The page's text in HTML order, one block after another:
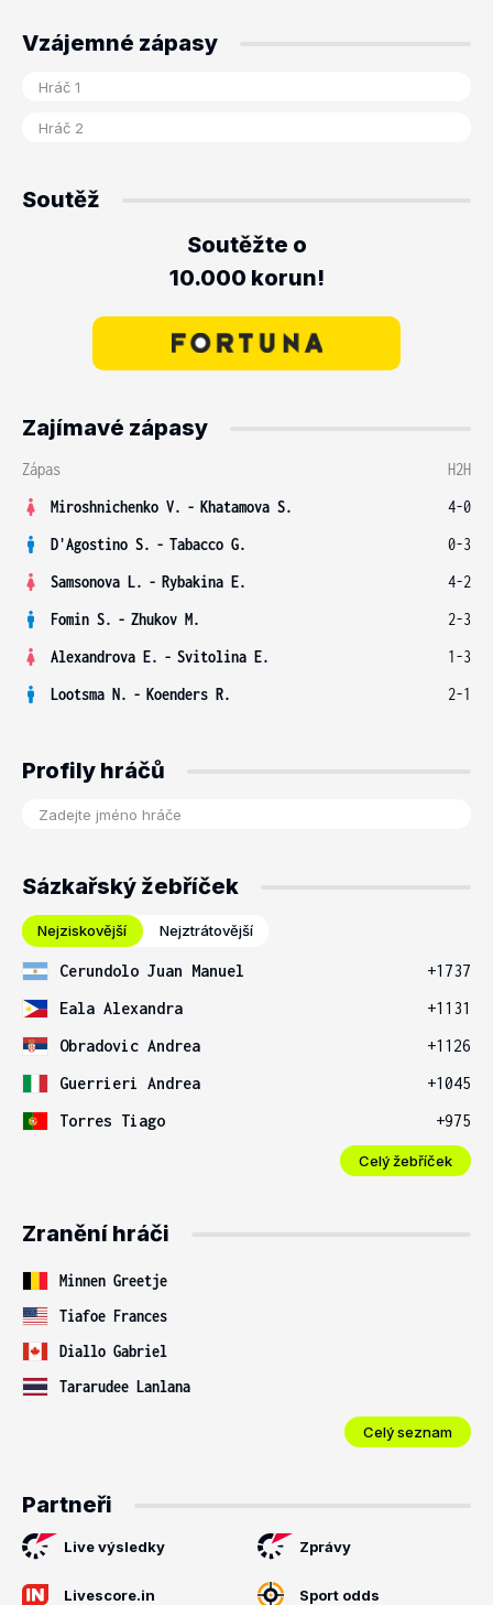
Vzájemné zápasy
Soutěž
Soutěžte o
10.000 korun!
Zajímavé zápasy
Zápas
H2H
Miroshnichenko V. - Khatamova S.
4-0
D'Agostino S. - Tabacco G.
0-3
Samsonova L. - Rybakina E.
4-2
Fomin S. - Zhukov M.
2-3
Alexandrova E. - Svitolina E.
1-3
Lootsma N. - Koenders R. 2-1
Profily hráčů
Sázkařský žebříček
Nejziskovější Nejztrátovější
Cerundolo Juan Manuel
+1737
Eala Alexandra
+1131
Obradovic Andrea
+1126
Guerrieri Andrea
+1045
Torres Tiago
+975
Celý žebříček
Zranění hráči
Minnen Greetje
Tiafoe Frances
Diallo Gabriel
Tararudee Lanlana
Celý seznam
Partneři
Live výsledky Zprávy
Livescore.in Sport odds